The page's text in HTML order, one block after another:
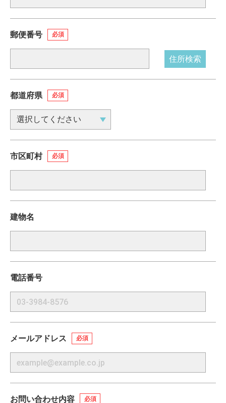
郵便番号 必須
住所検索
都道府県 必須
市区町村 必須
建物名
電話番号
メールアドレス 必須
お問い合わせ内容 必須